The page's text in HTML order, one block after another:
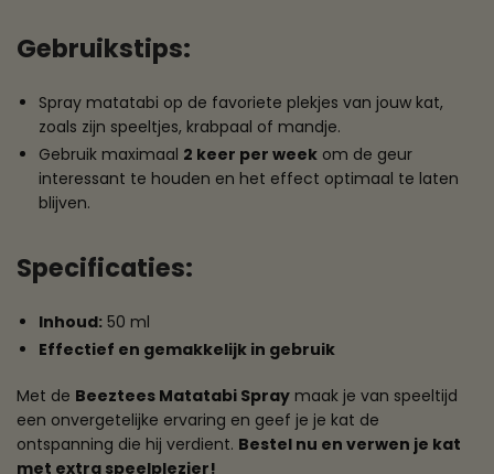
Gebruikstips:
Spray matatabi op de favoriete plekjes van jouw kat,
zoals zijn speeltjes, krabpaal of mandje.
Gebruik maximaal 2 keer per week om de geur
interessant te houden en het effect optimaal te laten
blijven.
Specificaties:
Inhoud: 50 ml
Effectief en gemakkelijk in gebruik
Met de Beeztees Matatabi Spray maak je van speeltijd
een onvergetelijke ervaring en geef je je kat de
ontspanning die hij verdient. Bestel nu en verwen je kat
met extra speelplezier!